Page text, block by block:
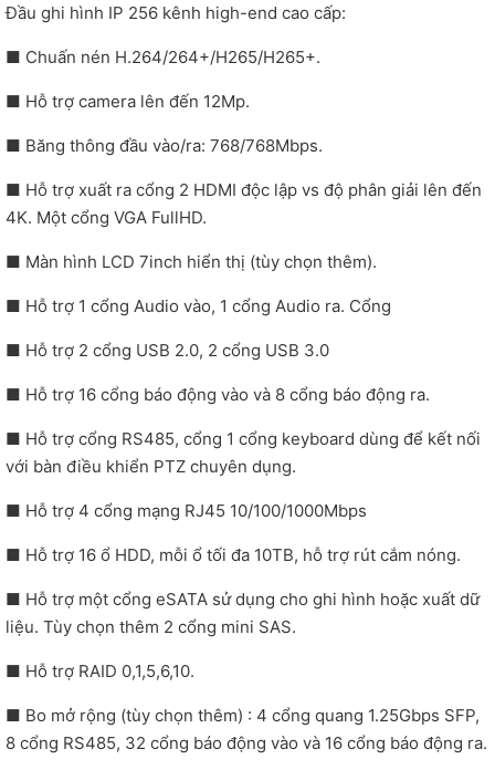
Đầu ghi hình IP 256 kênh high-end cao cấp:
■ Chuấn nén H.264/264+/H265/H265+.
■ Hỗ trợ camera lên đến 12Mp.
■ Băng thông đầu vào/ra: 768/768Mbps.
■ Hỗ trợ xuất ra cổng 2 HDMI độc lập vs độ phân giải lên đến
4K. Một cổng VGA FullHD.
■ Màn hình LCD 7inch hiển thị (tùy chọn thêm).
■ Hỗ trợ 1 cổng Audio vào, 1 cổng Audio ra. Cổng
■ Hỗ trợ 2 cổng USB 2.0, 2 cổng USB 3.0
■ Hỗ trợ 16 cổng báo động vào và 8 cổng báo động ra.
■ Hỗ trợ cổng RS485, cổng 1 cổng keyboard dùng để kết nối
với bàn điều khiển PTZ chuyên dụng.
■ Hỗ trợ 4 cổng mạng RJ45 10/100/1000Mbps
■ Hỗ trợ 16 ổ HDD, mỗi ổ tối đa 10TB, hỗ trợ rút cắm nóng.
■ Hỗ trợ một cổng eSATA sử dụng cho ghi hình hoặc xuất dữ
liệu. Tùy chọn thêm 2 cổng mini SAS.
■ Hỗ trợ RAID 0,1,5,6,10.
■ Bo mở rộng (tùy chọn thêm) : 4 cổng quang 1.25Gbps SFP,
8 cổng RS485, 32 cổng báo động vào và 16 cổng báo động ra.